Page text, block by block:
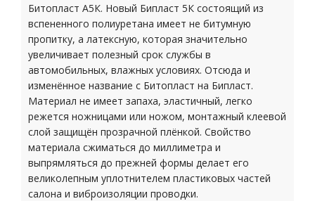
Битопласт А5К. Новый Бипласт 5К состоящий из
вспененного полиуретана имеет не битумную
пропитку, а латексную, которая значительно
увеличивает полезный срок службы в
автомобильных, влажных условиях. Отсюда и
изменённое название с Битопласт на Бипласт.
Материал не имеет запаха, эластичный, легко
режется ножницами или ножом, монтажный клеевой
слой защищён прозрачной плёнкой. Свойство
материала сжиматься до миллиметра и
выпрямляться до прежней формы делает его
великолепным уплотнителем пластиковых частей
салона и виброизоляции проводки.